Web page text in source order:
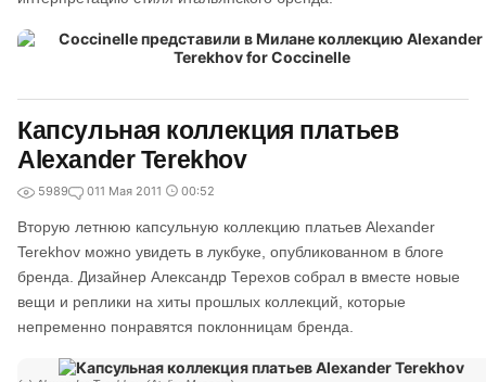
Капсульная коллекция платьев
Alexander Terekhov
5989 011 Мая 2011 00:52
Вторую летнюю капсульную коллекцию платьев Alexander
Terekhov можно увидеть в лукбуке, опубликованном в блоге
бренда. Дизайнер Александр Терехов собрал в вместе новые
вещи и реплики на хиты прошлых коллекций, которые
непременно понравятся поклонницам бренда.